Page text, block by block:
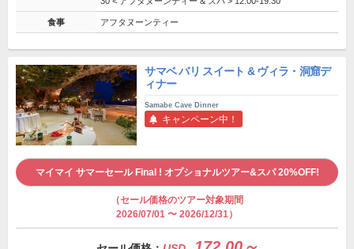
食事 アフタヌーンティー
サマベ バリ スイート & ヴィラ・洞窟デ
ィナー
Samabe Cave Dinner
キャンペーン中！
マイマイ サマーセール Final ! オプショナルツアー&スパ 20%OFF!
（セール価格のツアー対象期間
2026/07/01 〜 2026/12/31）